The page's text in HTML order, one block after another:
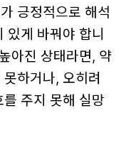
긍정적으로 해석
있게 바꿔야 합니
아진 상태라면, 약
하거나, 오히려
주지 못해 실망